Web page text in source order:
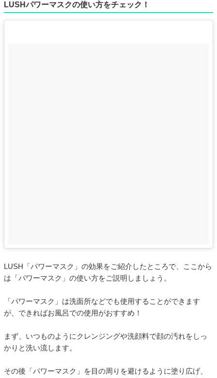
LUSHパワーマスクの使い方をチェック！
LUSH「パワーマスク」の効果をご紹介したところで、ここから
は「パワーマスク」の使い方をご説明しましょう。
「パワーマスク」は洗面所などでも使用することができます
が、できればお風呂での使用がおすすめ！
まず、いつものようにクレンジングや洗顔料で顔の汚れをしっ
かりと洗い流します。
その後「パワーマスク」を目の周りを避けるように塗り広げ、